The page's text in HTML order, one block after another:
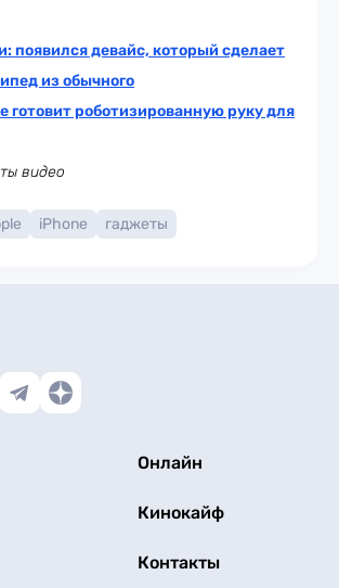
появился девайс, который сделает
из обычного
готовит роботизированную руку для
видео
iPhone гаджеты
Онлайн
Кинокайф
Контакты